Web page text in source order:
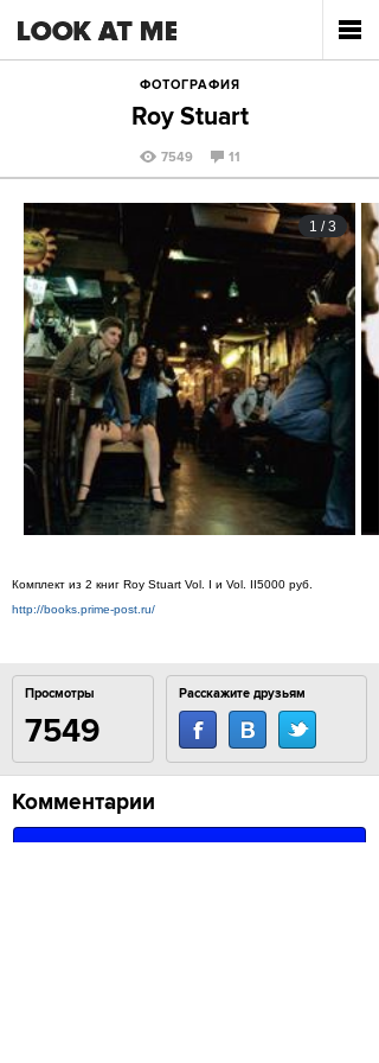
ФОТОГРАФИЯ
Roy Stuart
7549 11
1 /3
Комплект из 2 книг Roy Stuart Vol. I и Vol. II5000 руб.
http://books.prime-post.ru/
Просмотры
7549
Расскажите друзьям
Комментарии